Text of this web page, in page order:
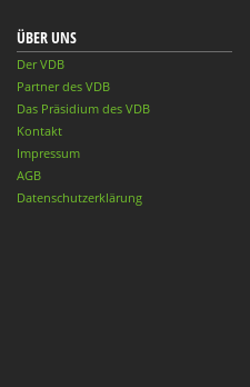
ÜBER UNS
Der VDB
Partner des VDB
Das Präsidium des VDB
Kontakt
Impressum
AGB
Datenschutzerklärung